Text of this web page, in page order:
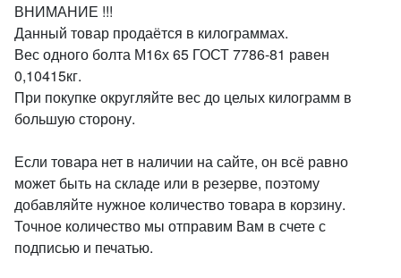
ВНИМАНИЕ !!!
Данный товар продаётся в килограммах.
Вес одного болта М16х 65 ГОСТ 7786-81 равен
0,10415кг.
При покупке округляйте вес до целых килограмм в
большую сторону.
Если товара нет в наличии на сайте, он всё равно
может быть на складе или в резерве, поэтому
добавляйте нужное количество товара в корзину.
Точное количество мы отправим Вам в счете с
подписью и печатью.